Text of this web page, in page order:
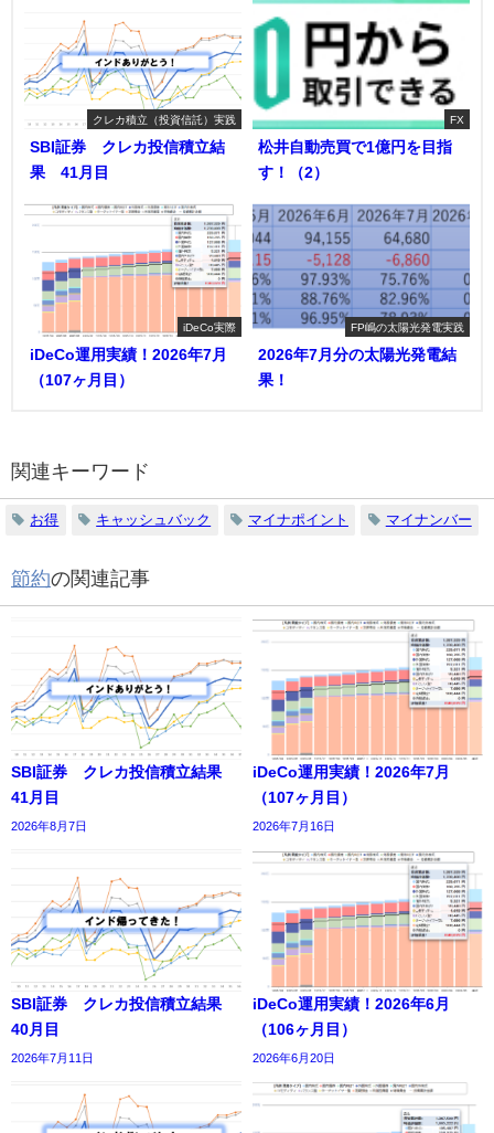
クレカ積立（投資信託）実践
SBI証券 クレカ投信積立結
果 41月目
FX
松井自動売買で1億円を目指
す！（2）
iDeCo実際
iDeCo運用実績！2026年7月
（107ヶ月目）
FP嶋の太陽光発電実践
2026年7月分の太陽光発電結
果！
関連キーワード
お得 キャッシュバック マイナポイント マイナンバー
節約の関連記事
SBI証券 クレカ投信積立結果
41月目
2026年8月7日
iDeCo運用実績！2026年7月
（107ヶ月目）
2026年7月16日
SBI証券 クレカ投信積立結果
40月目
2026年7月11日
iDeCo運用実績！2026年6月
（106ヶ月目）
2026年6月20日